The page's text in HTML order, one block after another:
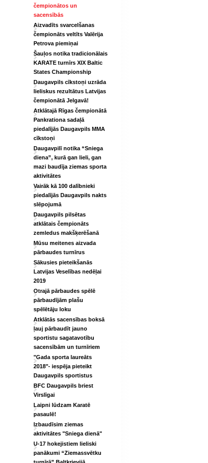
čempionātos un
sacensībās
Aizvadīts svarcelšanas
čempionāts veltīts Valērija
Petrova piemiņai
Šauļos notika tradicionālais
KARATE turnīrs XIX Baltic
States Championship
Daugavpils cīkstoņi uzrāda
lieliskus rezultātus Latvijas
čempionātā Jelgavā!
Atklātajā Rīgas čempionātā
Pankrationa sadaļā
piedalījās Daugavpils MMA
cīkstoņi
Daugavpilī notika “Sniega
diena”, kurā gan lieli, gan
mazi baudīja ziemas sporta
aktivitātes
Vairāk kā 100 dalībnieki
piedalījās Daugavpils nakts
slēpojumā
Daugavpils pilsētas
atklātais čempionāts
zemledus makšķerēšanā
Mūsu meitenes aizvada
pārbaudes turnīrus
Sākusies pieteikšanās
Latvijas Veselības nedēļai
2019
Otrajā pārbaudes spēlē
pārbaudījām plašu
spēlētāju loku
Atklātās sacensības boksā
ļauj pārbaudīt jauno
sportistu sagatavotību
sacensībām un turnīriem
"Gada sporta laureāts
2018"- iespēja pieteikt
Daugavpils sportistus
BFC Daugavpils briest
Virslīgai
Laipni lūdzam Karatē
pasaulē!
Izbaudīsim ziemas
aktivitātes "Sniega dienā"
U-17 hokejistiem lieliski
panākumi “Ziemassvētku